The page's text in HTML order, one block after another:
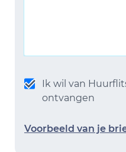
Ik wil van
ontvangen
Voorbeeld van je